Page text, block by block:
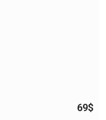
69$